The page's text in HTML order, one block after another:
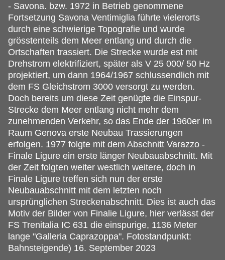
- Savona. bzw. 1972 in Betrieb genommene
Fortsetzung Savona Ventimiglia führte vielerorts
durch eine schwierige Topografie und wurde
grösstenteils dem Meer entlang und durch die
Ortschaften trassiert. Die Strecke wurde est mit
Drehstrom elektrifiziert, später als V 25 000/ 50 Hz
projektiert, um dann 1964/1967 schlussendlich mit
dem FS Gleichstrom 3000 versorgt zu werden.
Doch bereits um diese Zeit genügte die Einspur-
Strecke dem Meer entlang nicht mehr dem
zunehmenden Verkehr, so das Ende der 1960er im
Raum Genova erste Neubau Trassierungen
erfolgen. 1977 folgte mit dem Abschnitt Varazzo -
Finale Ligure ein erste länger Neubauabschnitt. Mit
der Zeit folgten weiter westlich weitere, doch in
Finale Ligure treffen sich nun der erste
Neubauabschnitt mit dem letzten noch
ursprünglichen Streckenabschnitt. Dies ist auch das
Motiv der Bilder von Finalie Ligure, hier verlässt der
FS Trenitalia IC 631 die einspurige, 1136 Meter
lange "Galleria Caprazoppa". Fotostandpunkt:
Bahnsteigende) 16. September 2023